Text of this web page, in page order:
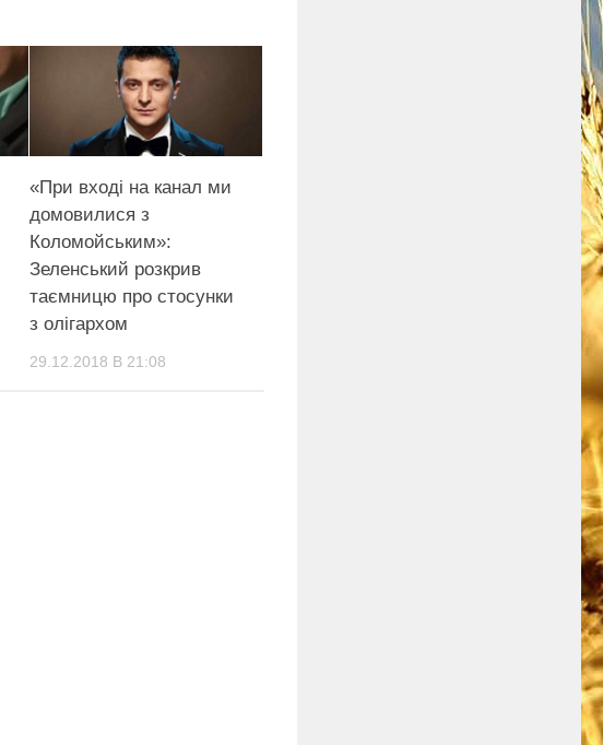
«При вході на канал ми
домовилися з
Коломойським»:
Зеленський розкрив
таємницю про стосунки
з олігархом
29.12.2018 В 21:08